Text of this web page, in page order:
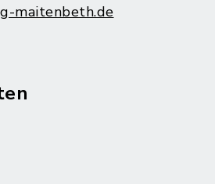
maitenbeth.de